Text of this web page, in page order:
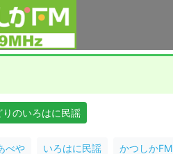
りのいろはに民謡
べや いろはに民謡 かつしかFM